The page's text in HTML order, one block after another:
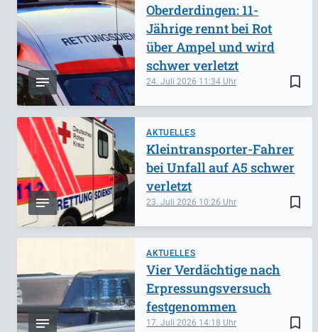
bookmark_border
24. Juli 2026 11:34
Oberderdingen: 11-
Jährige rennt bei Rot
über Ampel und wird
schwer verletzt
AKTUELLES
bookmark_border
23. Juli 2026 10:26
Kleintransporter-Fahrer
bei Unfall auf A5 schwer
verletzt
AKTUELLES
bookmark_border
17. Juli 2026 14:18
Vier Verdächtige nach
Erpressungsversuch
festgenommen